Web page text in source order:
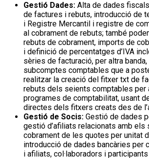
Gestió Dades: Alta de dades
de factures i rebuts, introducció de
i Registre Mercantil i registre de
al cobrament de rebuts; també
rebuts de cobrament, imports de
i definició de percentatges d’IVA
sèries de facturació, per altra
subcomptes comptables que a
realitzar la creació del fitxer txt de
rebuts dels seients comptables per
programes de comptabilitat, usant
directes dels fitxers creats des de
Gestió de Socis: Gestió de dades
gestió d’afiliats relacionats amb els
cobrament de les quotes per unitat
introducció de dades bancàries per
i afiliats, col·laboradors i